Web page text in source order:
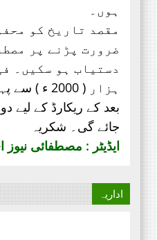
ہوں۔
مقصد تاریخ کو
ضرورت پڑنے پر
دستیاب ہو سکیں۔
ہزار ( 2000 ء ) سے پہلے کا ریکارڈ،
بعد کے ریکارڈ کے لیے
جائے گی۔ شکریہ
ایڈیٹر : مصطفائی نیوز
اداریہ